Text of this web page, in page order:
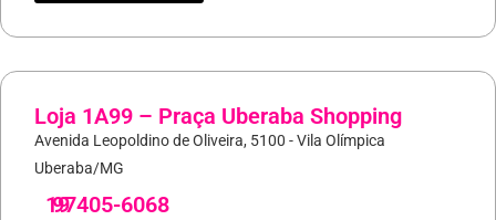
Loja 1A99 – Praça Uberaba Shopping
Avenida Leopoldino de Oliveira, 5100 - Vila Olímpica
Uberaba/MG
19
97405-6068